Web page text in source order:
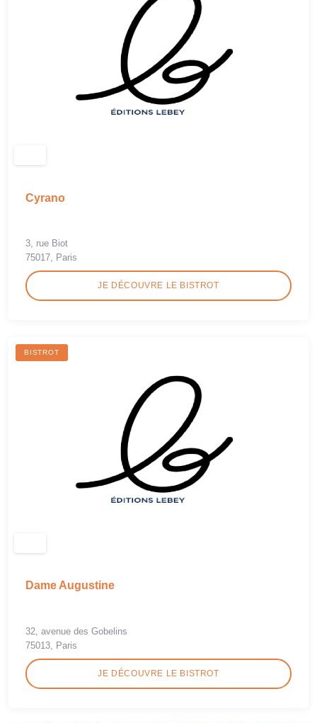
Cyrano
3, rue Biot
75017, Paris
JE DÉCOUVRE LE BISTROT
BISTROT
Dame Augustine
32, avenue des Gobelins
75013, Paris
JE DÉCOUVRE LE BISTROT